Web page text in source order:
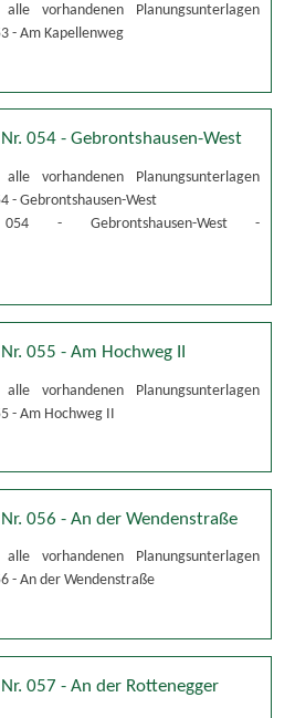
vorhandenen Planungsunterlagen
- Am Kapellenweg
054 - Gebrontshausen-West
vorhandenen Planungsunterlagen
- Gebrontshausen-West
- Gebrontshausen-West -
055 - Am Hochweg II
vorhandenen Planungsunterlagen
- Am Hochweg II
056 - An der Wendenstraße
vorhandenen Planungsunterlagen
- An der Wendenstraße
057 - An der Rottenegger